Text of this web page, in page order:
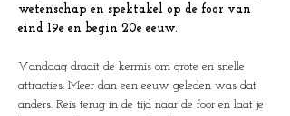
wetenschap en spektakel op de foor van
eind 19e en begin 20e eeuw.
Vandaag draait de kermis om grote en snelle
attracties. Meer dan een eeuw geleden was dat
anders. Reis terug in de tijd naar de foor en laat je